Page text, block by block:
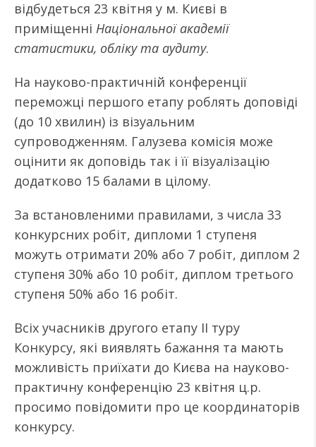
відбудеться 23 квітня у м. Києві в
приміщенні Національної академії
статистики, обліку та аудиту.
На науково-практичній конференції
переможці першого етапу роблять доповіді
(до 10 хвилин) із візуальним
супроводженням. Галузева комісія може
оцінити як доповідь так і її візуалізацію
додатково 15 балами в цілому.
За встановленими правилами, з числа 33
конкурсних робіт, дипломи 1 ступеня
можуть отримати 20% або 7 робіт, диплом 2
ступеня 30% або 10 робіт, диплом третього
ступеня 50% або 16 робіт.
Всіх учасників другого етапу ІІ туру
Конкурсу, які виявлять бажання та мають
можливість приїхати до Києва на науково-
практичну конференцію 23 квітня ц.р.
просимо повідомити про це координаторів
конкурсу.